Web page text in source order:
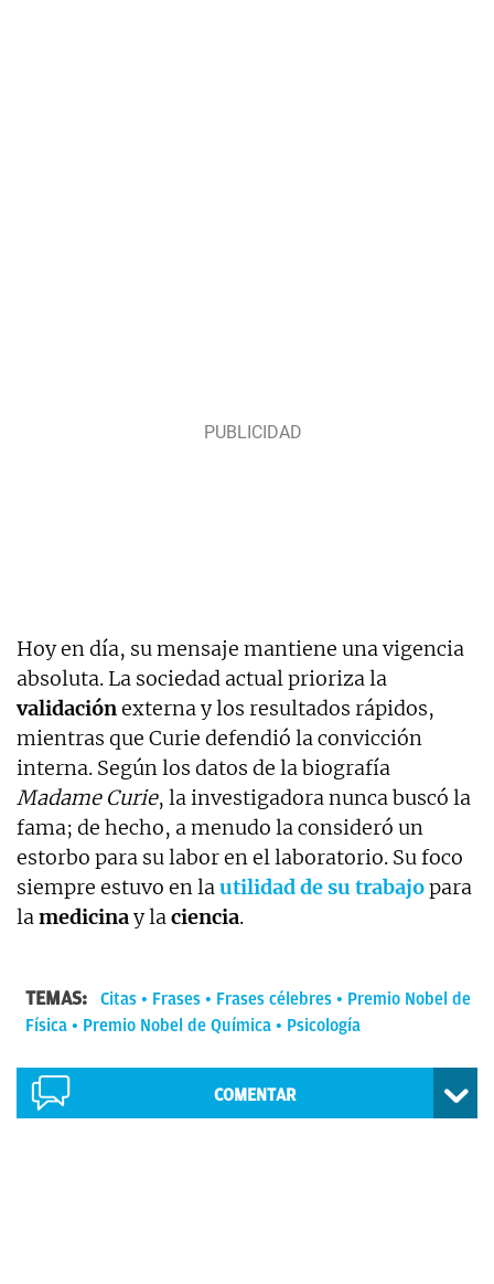
Hoy en día, su mensaje mantiene una vigencia
absoluta. La sociedad actual prioriza la
validaciónexterna y los resultados rápidos,
mientras que Curie defendió la convicción
interna. Según los datos de la biografía
Madame Curie, la investigadora nunca buscó la
fama; de hecho, a menudo la consideró un
estorbo para su labor en el laboratorio. Su foco
siempre estuvo en lautilidad de su trabajopara
lamedicinay laciencia.
TEMAS: Citas Frases Frases célebres
Premio Nobel de
Física
Premio Nobel de Química Psicología
COMENTAR